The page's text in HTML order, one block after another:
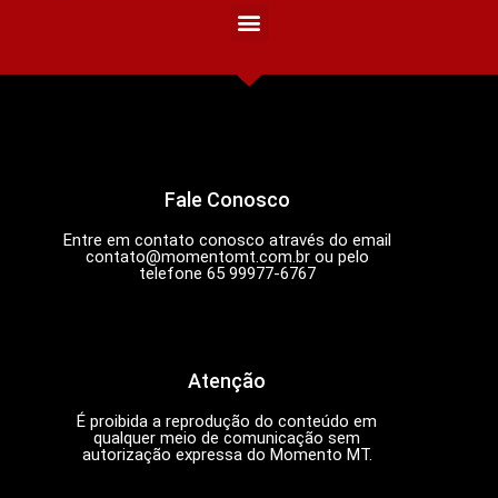
Fale Conosco
Entre em contato conosco através do email
contato@momentomt.com.brou pelo
telefone 65 99977-6767
Atenção
É proibida a reprodução do conteúdo em
qualquer meio de comunicação sem
autorização expressa do Momento MT.